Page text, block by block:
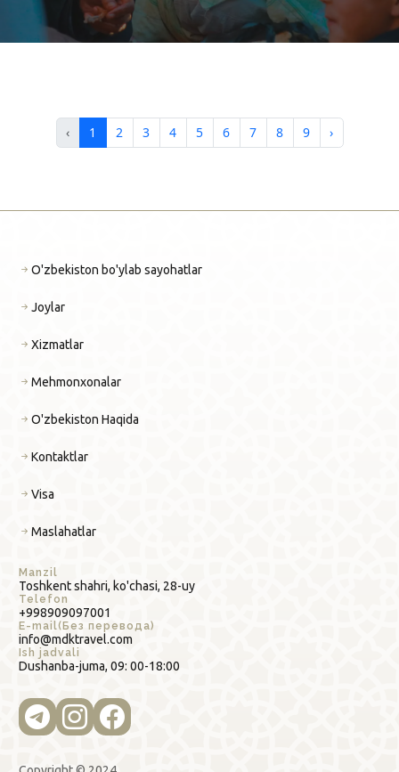
‹ 1 2 3 4 5 6 7 8 9 ›
Manzil
Toshkent shahri, ko'chasi, 28-uy
Telefon
+998909097001
E-mail(Без перевода)
info@mdktravel.com
Ish jadvali
Dushanba-juma, 09: 00-18:00
O'zbekiston bo'ylab sayohatlar
Joylar
Xizmatlar
Mehmonxonalar
O'zbekiston Haqida
Kontaktlar
Visa
Maslahatlar